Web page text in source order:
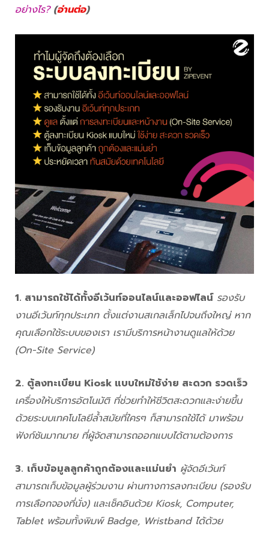
อย่างไร? (อ่านต่อ)
1. สามารถใช้ได้ทั้งอีเว้นท์ออนไลน์และออฟไลน์ รองรับ
งานอีเว้นท์ทุกประเภท ตั้งแต่งานสเกลเล็กไปจนถึงใหญ่ หาก
คุณเลือกใช้ระบบของเรา เรามีบริการหน้างานดูแลให้ด้วย
(On-Site Service)
2. ตู้ลงทะเบียน Kiosk แบบใหม่ใช้ง่าย สะดวก รวดเร็ว
เครื่องให้บริการอัตโนมัติ ที่ช่วยทำให้ชีวิตสะดวกและง่ายขึ้น
ด้วยระบบเทคโนโลยีล้ำสมัยที่ใครๆ ก็สามารถใช้ได้ มาพร้อม
ฟังก์ชันมากมาย ที่ผู้จัดสามารถออกแบบได้ตามต้องการ
3. เก็บข้อมูลลูกค้าถูกต้องและแม่นยำ ผู้จัดอีเว้นท์
สามารถเก็บข้อมูลผู้ร่วมงาน ผ่านทางการลงทะเบียน (รองรับ
การเลือกจองที่นั่ง) และเช็คอินด้วย Kiosk, Computer,
Tablet พร้อมทั้งพิมพ์ Badge, Wristband ได้ด้วย